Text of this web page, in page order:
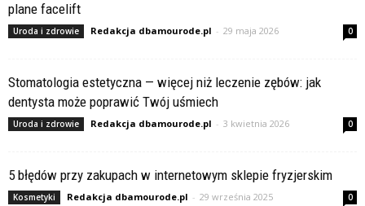
plane facelift
Uroda i zdrowie Redakcja dbamourode.pl - 29 maja 2026 0
Stomatologia estetyczna — więcej niż leczenie zębów: jak
dentysta może poprawić Twój uśmiech
Uroda i zdrowie Redakcja dbamourode.pl - 3 kwietnia 2026 0
5 błędów przy zakupach w internetowym sklepie fryzjerskim
Kosmetyki Redakcja dbamourode.pl - 29 września 2025 0